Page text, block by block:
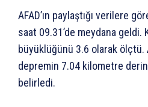
AFAD’ın paylaştığı verilere
saat 09.31’de meydana geldi.
büyüklüğünü 3.6 olarak ölçtü.
depremin 7.04 kilometre
belirledi.